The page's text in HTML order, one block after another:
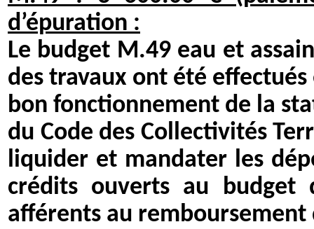
d’épuration :
Le budget M.49 eau et
des travaux ont été effectués
bon fonctionnement de la
du Code des Collectivités
liquider et mandater les
crédits ouverts au budget
afférents au remboursement